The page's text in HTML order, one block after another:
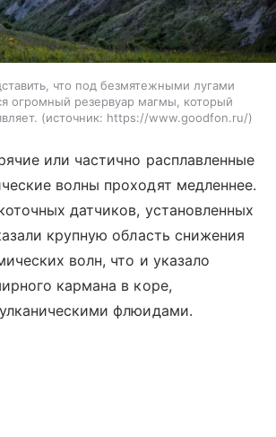
что под безмятежными лугами
огромный резервуар магмы, который
источник: https://www.goodfon.ru/
или частично расплавленные
волны проходят медленнее.
датчиков, установленных
крупную область снижения
волн, что и указало
кармана в коре,
флюидами.